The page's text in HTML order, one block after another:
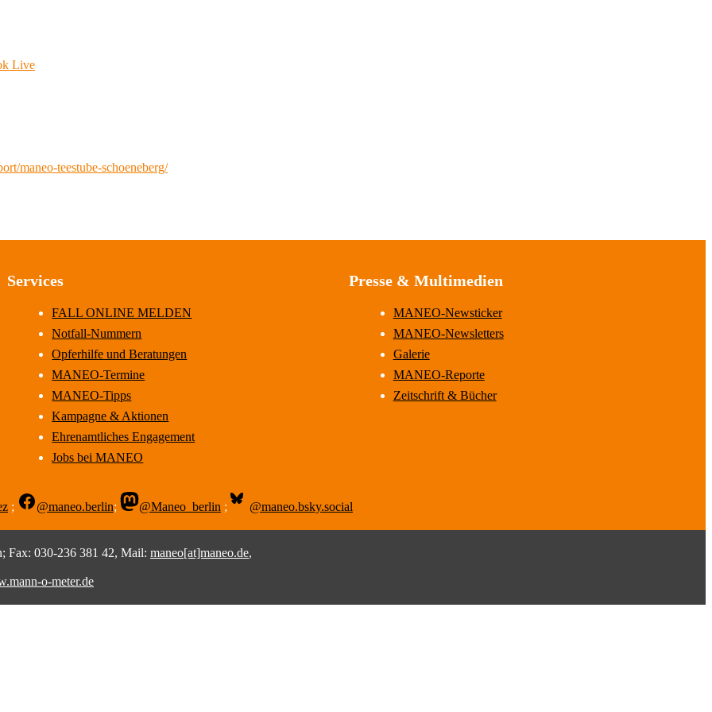
Live
maneo-teestube-schoeneberg/
Services
FALL ONLINE MELDEN
Notfall-Nummern
Opferhilfe und Beratungen
MANEO-Termine
MANEO-Tipps
Kampagne & Aktionen
Ehrenamtliches Engagement
Jobs bei MANEO
Presse & Multimedien
MANEO-Newsticker
MANEO-Newsletters
Galerie
MANEO-Reporte
Zeitschrift & Bücher
; @maneo.berlin; @Maneo_berlin ; @maneo.bsky.social
Fax: 030-236 381 42, Mail: maneo[at]maneo.de,
o-meter.de